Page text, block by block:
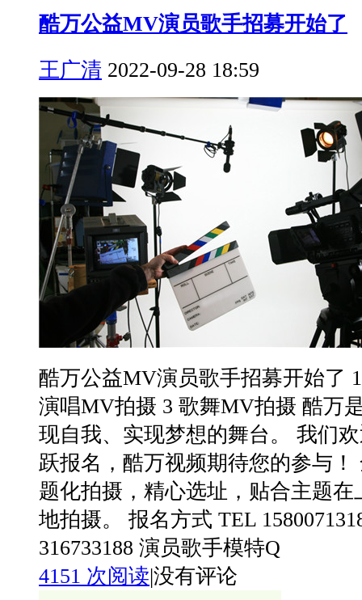
酷万公益MV演员歌手招募开始了
王广清 2022-09-28 18:59
酷万公益MV演员歌手招募开始了
演唱MV拍摄 3 歌舞MV拍摄 酷万
现自我、实现梦想的舞台。 我们
跃报名，酷万视频期待您的参与！
题化拍摄，精心选址，贴合主题
地拍摄。 报名方式 TEL
316733188 演员歌手模特Q
4151 次阅读|没有评论